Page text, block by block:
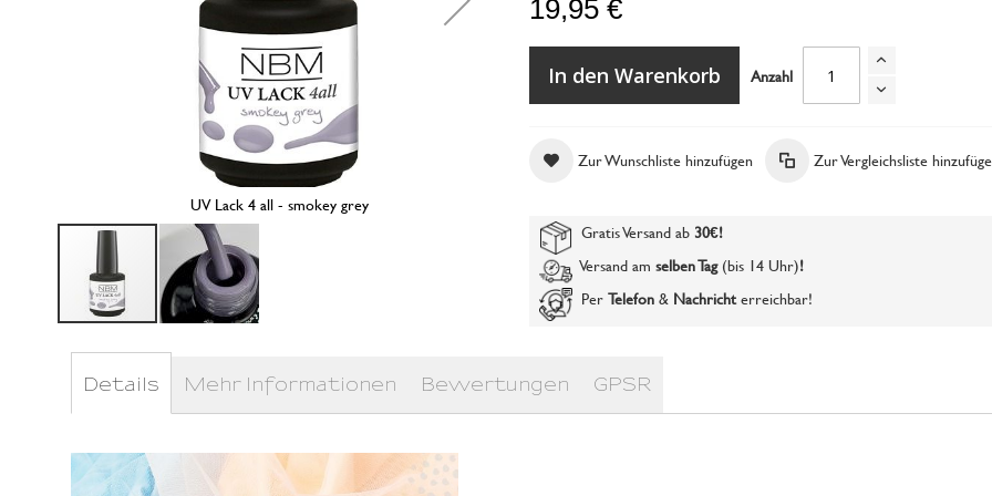
UV Lack 4 all - smokey grey
Anfang
19,95 €
Anzahl
In den Warenkorb
Zur Wunschliste hinzufügen Zur Vergleichsliste
Gratis Versand ab 30€!
Versand am selben Tag(bis 14 Uhr)!
PerTelefon& Nachricht erreichbar!
Details Mehr Informationen Bewertungen GPSR